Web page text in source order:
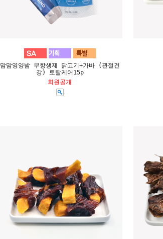
맘맘영양밤 무항생제 닭고기+가바 (관절건
강) 토탈케어15p
회원공개